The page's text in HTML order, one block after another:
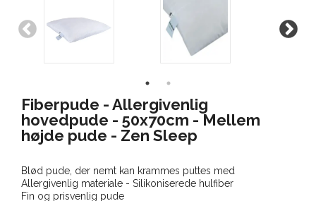
Fiberpude - Allergivenlig
hovedpude - 50x70cm - Mellem
højde pude - Zen Sleep
Blød pude, der nemt kan krammes puttes med
Allergivenlig materiale - Silikoniserede hulfiber
Fin og prisvenlig pude